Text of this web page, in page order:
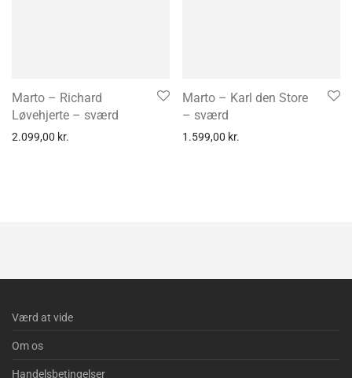
Marto – Richard
Løvehjerte – sværd
2.099,00 kr.
Marto – Karl den Store
– sværd
1.599,00 kr.
Værd at vide
Om os
Handelsbetingelser